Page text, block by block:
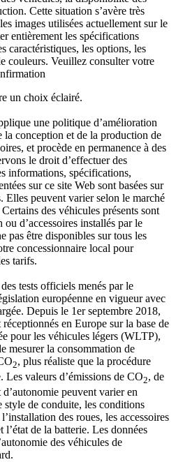
Cette situation s’avère très
images utilisées actuellement sur le
entièrement les spécifications
caractéristiques, les options, les
couleurs. Veuillez consulter votre
un choix éclairé.
une politique d’amélioration
la conception et de la production de
et procède en permanence à des
le droit d’effectuer des
informations, spécifications,
sur ce site Web sont basées sur
Elles peuvent varier selon le marché
des véhicules présents sont
d’accessoires installés par le
pas être disponibles sur tous les
concessionnaire local pour
tarifs.
tests officiels menés par le
européenne en vigueur avec
Depuis le 1er septembre 2018,
en Europe sur la base de
pour les véhicules légers (WLTP),
mesurer la consommation de
2, plus réaliste que la procédure
valeurs d’émissions de CO2, de
peuvent varier en
style de conduite, les conditions
des roues, les accessoires
de la batterie. Les données
des véhicules de